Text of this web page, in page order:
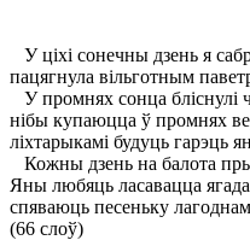
У ціхі сонечны дзень я
пацягнула вільготным
У промнях сонца бліснулі
нібы купаюцца ў промнях
ліхтарыкамі будуць гарэць
Кожны дзень на балота
Яны любяць ласавацца
спяваюць песеньку
(66 слоў)